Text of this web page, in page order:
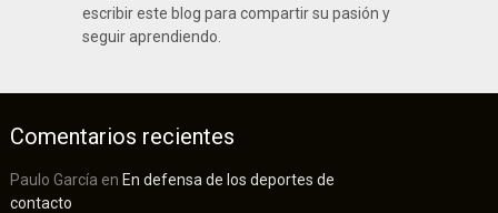
escribir este blog para compartir su pasión y
seguir aprendiendo.
Comentarios recientes
Paulo García en En defensa de los deportes de
contacto